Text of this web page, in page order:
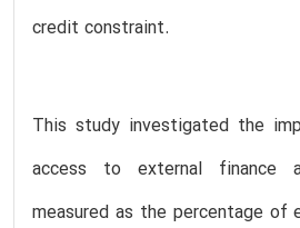
credit constraint.
This study investigated the
access to external finance
measured as the percentage of